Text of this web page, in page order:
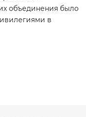
объединения было
в